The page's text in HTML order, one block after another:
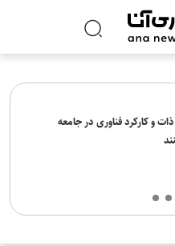
و کارکرد فناوری در جامعه